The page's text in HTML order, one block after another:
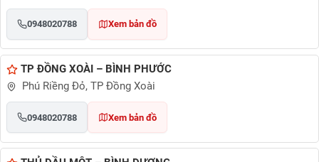
0948020788 Xem bản đồ
TP ĐỒNG XOÀI – BÌNH PHƯỚC
Phú Riềng Đỏ, TP Đồng Xoài
0948020788 Xem bản đồ